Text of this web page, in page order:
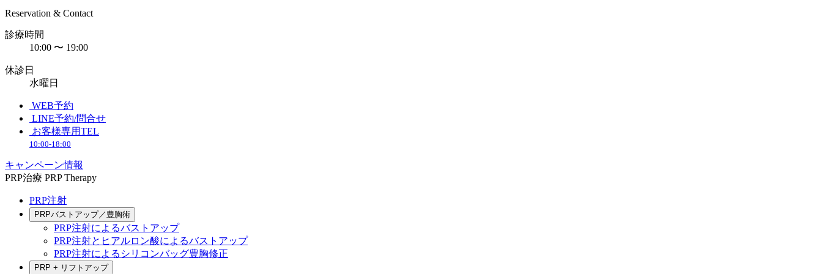
Reservation & Contact
診療時間
10:00 〜 19:00
休診日
水曜日
WEB予約
LINE予約/問合せ
お客様専用TEL
10:00-18:00
キャンペーン情報
PRP治療 PRP Therapy
PRP注射
PRPバストアップ／豊胸術
PRP注射によるバストアップ
PRP注射とヒアルロン酸によるバストアップ
PRP注射によるシリコンバッグ豊胸修正
PRP + リフトアップ